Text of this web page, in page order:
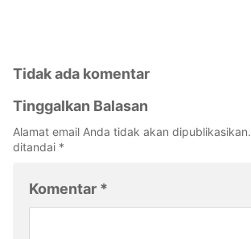
Tidak ada komentar
Tinggalkan Balasan
Alamat email Anda tidak akan dipublikasikan.
ditandai *
Komentar *